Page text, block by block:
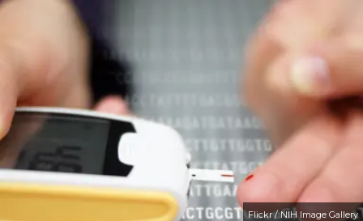
Flickr / NIH Image Gallery